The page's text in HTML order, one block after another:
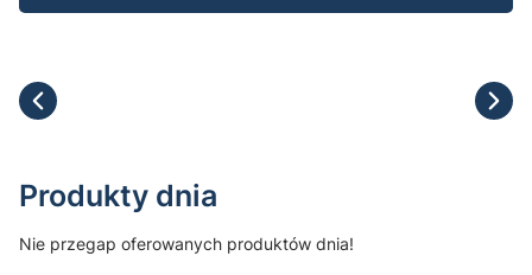
Produkty dnia
Nie przegap oferowanych produktów dnia!